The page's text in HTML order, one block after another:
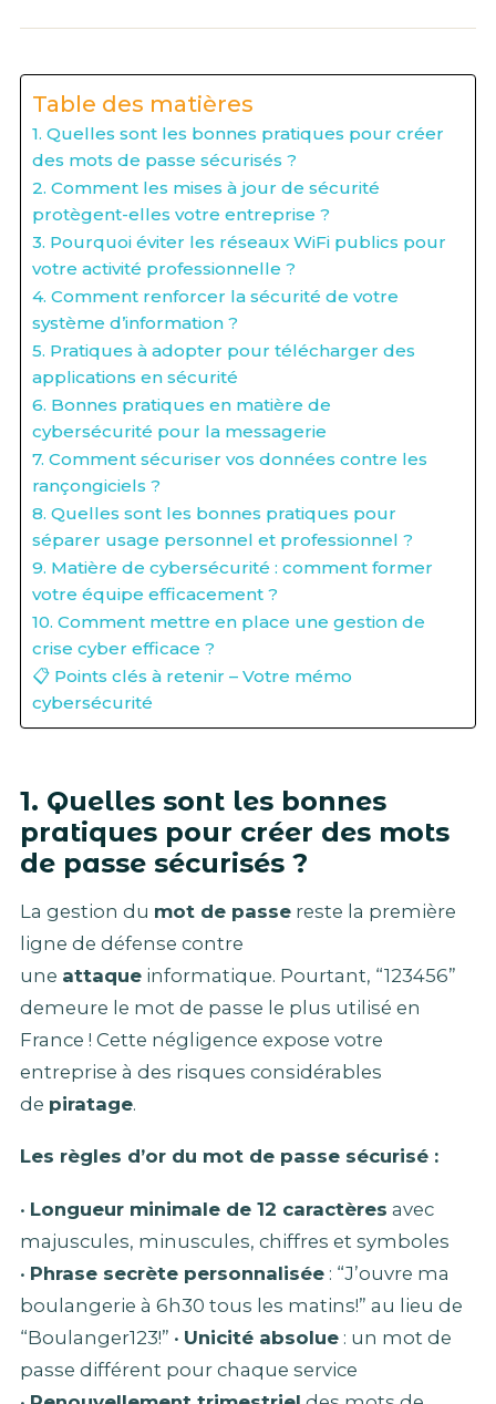
Table des matières
1. Quelles sont les bonnes pratiques pour créer
des mots de passe sécurisés ?
2. Comment les mises à jour de sécurité
protègent-elles votre entreprise ?
3. Pourquoi éviter les réseaux WiFi publics pour
votre activité professionnelle ?
4. Comment renforcer la sécurité de votre
système d’information ?
5. Pratiques à adopter pour télécharger des
applications en sécurité
6. Bonnes pratiques en matière de
cybersécurité pour la messagerie
7. Comment sécuriser vos données contre les
rançongiciels ?
8. Quelles sont les bonnes pratiques pour
séparer usage personnel et professionnel ?
9. Matière de cybersécurité : comment former
votre équipe efficacement ?
10. Comment mettre en place une gestion de
crise cyber efficace ?
📋 Points clés à retenir – Votre mémo
cybersécurité
1. Quelles sont les bonnes
pratiques pour créer des mots
de passe sécurisés ?
La gestion du mot de passe reste la première
ligne de défense contre
une attaque informatique. Pourtant, “123456”
demeure le mot de passe le plus utilisé en
France ! Cette négligence expose votre
entreprise à des risques considérables
de piratage.
Les règles d’or du mot de passe sécurisé :
• Longueur minimale de 12 caractères avec
majuscules, minuscules, chiffres et symboles
• Phrase secrète personnalisée : “J’ouvre ma
boulangerie à 6h30 tous les matins!” au lieu de
“Boulanger123!” • Unicité absolue : un mot de
passe différent pour chaque service